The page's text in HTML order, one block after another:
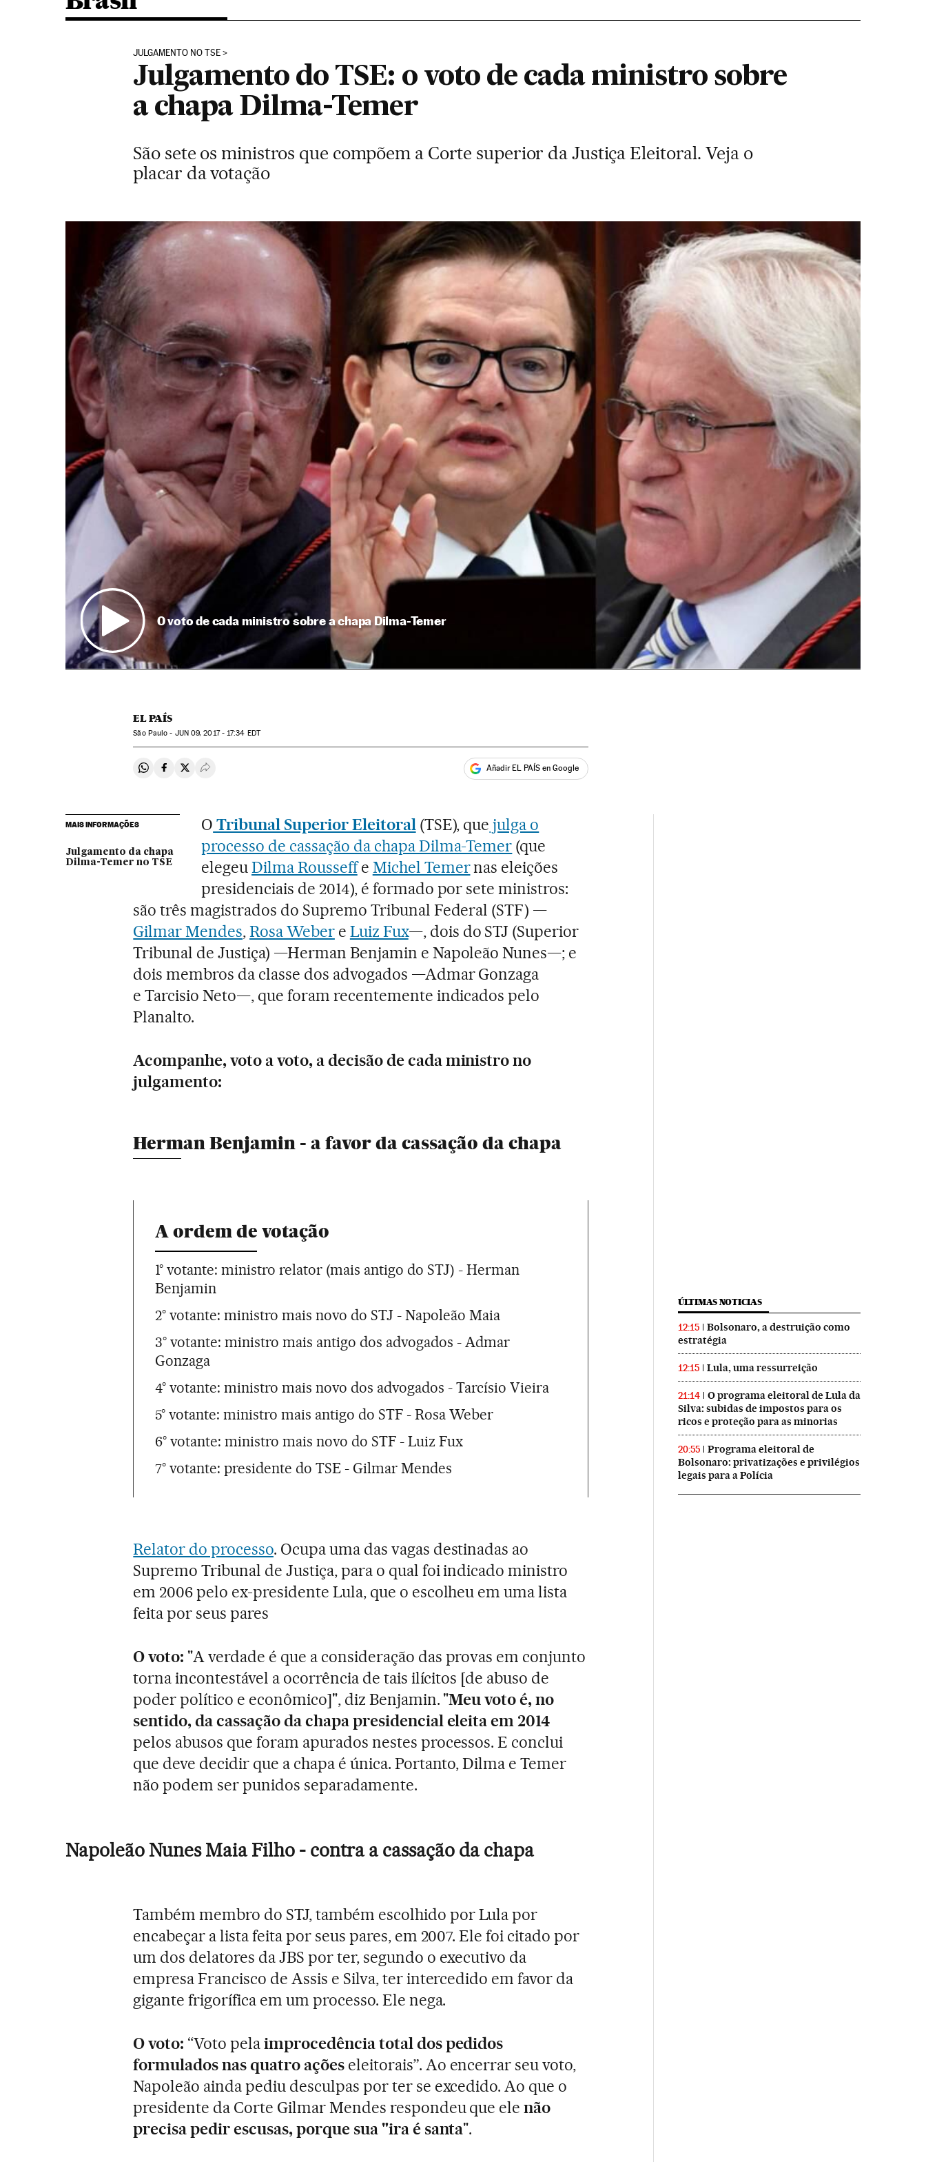
JULGAMENTO NO TSE
Julgamento do TSE: o voto de cada ministro sobre
a chapa Dilma-Temer
São sete os ministros que compõem a Corte superior da Justiça Eleitoral. Veja o
placar da votação
O voto de cada ministro sobre a chapa Dilma-Temer
EL PAÍS
São Paulo - JUN09, 2017 - 17:34 EDT
Compartir en Whatsapp
Compartir en Facebook
Compartir en Twitter
Desplegar Redes Sociales Añadir EL PAÍS en Google
MAIS INFORMAÇÕES
Julgamento da chapa
Dilma-Temer no TSE
O Tribunal Superior Eleitoral(TSE), que julga o
processo de cassação da chapa Dilma-Temer (que
elegeuDilma Rousseffe Michel Temernas eleições
presidenciais de 2014), é formado por sete ministros:
são três magistrados do Supremo Tribunal Federal (STF) —
Gilmar Mendes,Rosa Webere Luiz Fux—, dois do STJ (Superior
Tribunal de Justiça) —Herman Benjamin e Napoleão Nunes—; e
dois membros da classe dos advogados —Admar Gonzaga
e Tarcisio Neto—, que foram recentemente indicados pelo
Planalto.
Acompanhe, voto a voto, a decisão de cada ministro no
julgamento:
Herman Benjamin - a favor da cassação da chapa
A ordem de votação
1° votante: ministro relator (mais antigo do STJ) - Herman
Benjamin
2° votante: ministro mais novo do STJ - Napoleão Maia
3° votante: ministro mais antigo dos advogados - Admar
Gonzaga
4° votante: ministro mais novo dos advogados - Tarcísio Vieira
5° votante: ministro mais antigo do STF - Rosa Weber
6° votante: ministro mais novo do STF - Luiz Fux
7° votante: presidente do TSE - Gilmar Mendes
Relator do processo. Ocupa uma das vagas destinadas ao
Supremo Tribunal de Justiça, para o qual foi indicado ministro
em 2006 pelo ex-presidente Lula, que o escolheu em uma lista
feita por seus pares
O voto: "A verdade é que a consideração das provas em conjunto
torna incontestável a ocorrência de tais ilícitos [de abuso de
poder político e econômico]", diz Benjamin. "Meu voto é, no
sentido, da cassação da chapa presidencial eleita em 2014
pelos abusos que foram apurados nestes processos. E conclui
que deve decidir que a chapa é única. Portanto, Dilma e Temer
não podem ser punidos separadamente.
Napoleão Nunes Maia Filho - contra a cassação da chapa
Também membro do STJ, também escolhido por Lula por
encabeçar a lista feita por seus pares, em 2007. Ele foi citado por
um dos delatores da JBS por ter, segundo o executivo da
empresa Francisco de Assis e Silva, ter intercedido em favor da
gigante frigorífica em um processo. Ele nega.
O voto: “Voto pelaimprocedência total dos pedidos
formulados nas quatro açõeseleitorais”. Ao encerrar seu voto,
Napoleão ainda pediu desculpas por ter se excedido. Ao que o
presidente da Corte Gilmar Mendes respondeu que elenão
precisa pedir escusas, porque sua "ira é santa".
ÚLTIMAS NOTICIAS
12:15
Bolsonaro, a destruição como
estratégia
12:15 Lula, uma ressurreição
21:14
O programa eleitoral de Lula da
Silva: subidas de impostos para os
ricos e proteção para as minorias
20:55
Programa eleitoral de
Bolsonaro: privatizações e privilégios
legais para a Polícia